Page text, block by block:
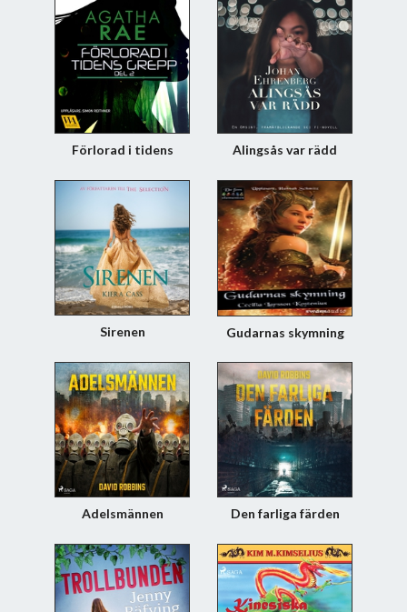
Förlorad i tidens
Alingsås var rädd
Sirenen Gudarnas skymning
Adelsmännen Den farliga färden